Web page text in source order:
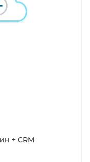
+ CRM